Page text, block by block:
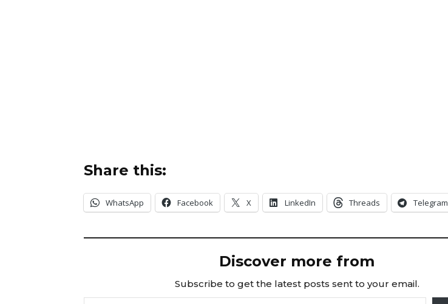
Share this:
WhatsApp Facebook X LinkedIn Threads Telegram
Discover more from
Subscribe to get the latest posts sent to your email.
Type your email…